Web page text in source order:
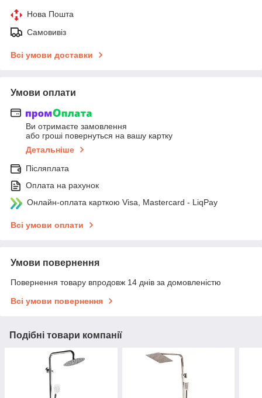
Нова Пошта
Самовивіз
Всі умови доставки
Умови оплати
Ви отримаєте замовлення
або гроші повернуться на вашу картку
Детальніше
Післяплата
Оплата на рахунок
Онлайн-оплата карткою Visa, Mastercard - LiqPay
Всі умови оплати
Умови повернення
Повернення товару впродовж 14 днів за домовленістю
Всі умови повернення
Подібні товари компанії